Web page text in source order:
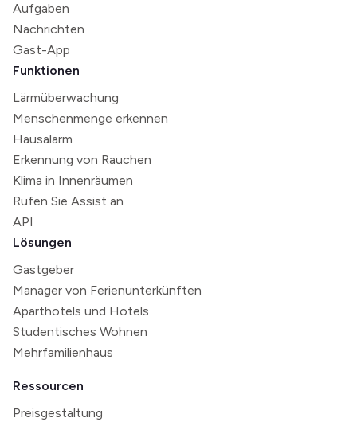
Aufgaben
Nachrichten
Gast-App
Funktionen
Lärmüberwachung
Menschenmenge erkennen
Hausalarm
Erkennung von Rauchen
Klima in Innenräumen
Rufen Sie Assist an
API
Lösungen
Gastgeber
Manager von Ferienunterkünften
Aparthotels und Hotels
Studentisches Wohnen
Mehrfamilienhaus
Ressourcen
Preisgestaltung